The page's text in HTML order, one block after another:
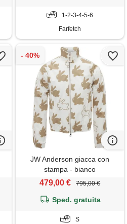
1-2-3-4-5-6
Farfetch
JW Anderson giacca con
stampa - bianco
479,00 € 795,00 €
Sped. gratuita
S